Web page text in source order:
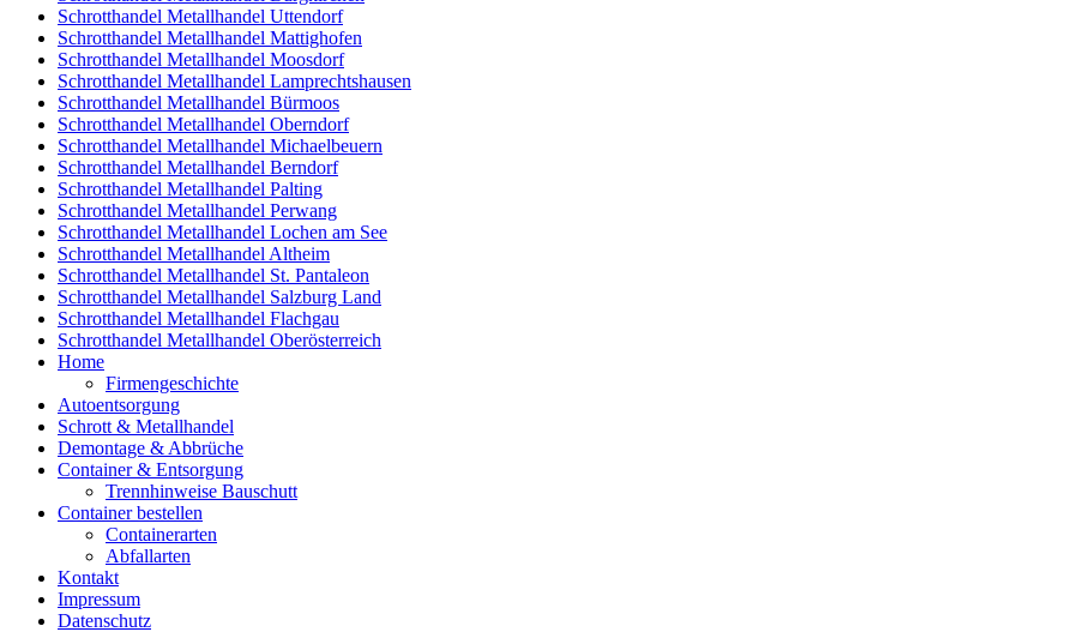
Schrotthandel Metallhandel Uttendorf
Schrotthandel Metallhandel Mattighofen
Schrotthandel Metallhandel Moosdorf
Schrotthandel Metallhandel Lamprechtshausen
Schrotthandel Metallhandel Bürmoos
Schrotthandel Metallhandel Oberndorf
Schrotthandel Metallhandel Michaelbeuern
Schrotthandel Metallhandel Berndorf
Schrotthandel Metallhandel Palting
Schrotthandel Metallhandel Perwang
Schrotthandel Metallhandel Lochen am See
Schrotthandel Metallhandel Altheim
Schrotthandel Metallhandel St. Pantaleon
Schrotthandel Metallhandel Salzburg Land
Schrotthandel Metallhandel Flachgau
Schrotthandel Metallhandel Oberösterreich
Home
Firmengeschichte
Autoentsorgung
Schrott & Metallhandel
Demontage & Abbrüche
Container & Entsorgung
Trennhinweise Bauschutt
Container bestellen
Containerarten
Abfallarten
Kontakt
Impressum
Datenschutz